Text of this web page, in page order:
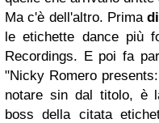
Ma c'è dell'altro. Prima
le etichette dance più
Recordings. E poi fa
"Nicky Romero presents:
notare sin dal titolo, è
boss della citata